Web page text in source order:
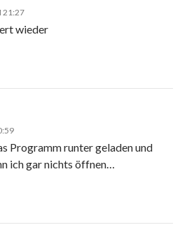
21:27
wieder
Programm runter geladen und
ich gar nichts öffnen…